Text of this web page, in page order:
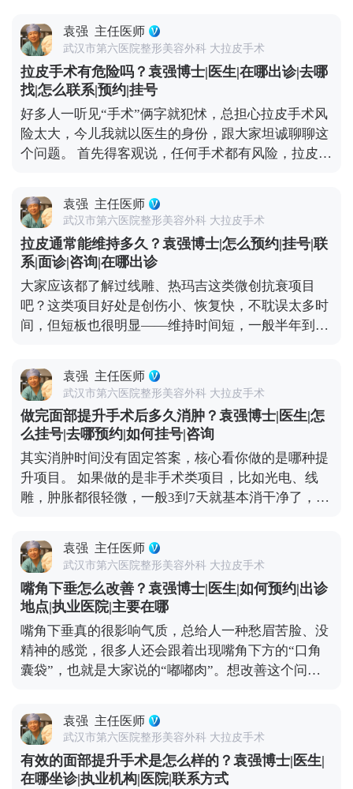
态还能维持得更久。 想知道更多关于MCR复合提升
术的问题，可以去官方媒体平台（公众号、百家号、
小红薯）预约面诊，详细了解。
织会往下拽切口和耳朵，慢慢就会出现疤痕变宽、耳
朵变形的问题。 但正规的拉皮手术完全不是这样，核
心是做深层筋膜提升，再配合减张缝合，让组织在复
位后的位置自然贴合，不会强行拉扯切口和耳朵，这
样就能最大程度避免疤痕和耳朵变形的问题。 至于面
部麻木，大家可以放心，面部神经本来就丰富，手术
中难免会碰到一些细小的神经末梢，术后短期内可能
会有麻木感，但这种感觉一般三个月内就会慢慢恢
的不适完全是可以接受的。 总结下来就是，拉皮的后
遗症大多和手术方式不规范有关，选对医生和手术方
案，就能有效规避。 想知道更多关于MCR复合提升
术的问题，可以去官方媒体平台（公众号、百家号、
小红薯）预约面诊，详细了解。
袁强 主任医师
武汉市第六医院整形美容外科 大拉皮手术
拉皮手术有危险吗？袁强博士|医生|在哪出诊|去哪
找|怎么联系|预约|挂号
好多人一听见“手术”俩字就犯怵，总担心拉皮手术风
险太大，今儿我就以医生的身份，跟大家坦诚聊聊这
个问题。 首先得客观说，任何手术都有风险，拉皮也
皮肤凹凸不平，严重的还可能损伤神经。比如有些朋
友做完后耳朵变形、疤痕特别明显，多半是碰到
了“假拉皮”——只做表面功夫，单纯把皮肤拉紧，没
处理深层组织，强行拉扯皮肤缝合，自然容易出问
题。 但大家也不用过度恐慌，在正规医院找经验丰富
的医生操作，这些风险都是能控制的。比如在做MCR
复合提升术时，就会凭着精准的解剖知识避开重要神
经，做分层减张缝合，尽量减少对组织的创伤。还会
以说，想做拉皮，第一步也是最关键的一步，就是选
对正规医院和靠谱医生，这是降低风险的想知道更多
关于MCR复合提升术的问题，可以去官方媒体平台
（公众号、百家号、小红薯）预约面诊，详细了解。
核心。
袁强 主任医师
武汉市第六医院整形美容外科 大拉皮手术
拉皮通常能维持多久？袁强博士|怎么预约|挂号|联
系|面诊|咨询|在哪出诊
大家应该都了解过线雕、热玛吉这类微创抗衰项目
吧？这类项目好处是创伤小、恢复快，不耽误太多时
间，但短板也很明显——维持时间短，一般半年到一
少。 拉皮手术就不一样了，它不是只把表面皮肤拉紧
那么简单，核心是通过深层筋膜的剥离和提升，从根
儿上解决组织下垂的问题。正因为是深层调整，效果
才扎实，一般能维持8-10年。就像MCR复合提升术，
会在多个层次做复位固定，让下垂的组织在新的位置
上稳稳当当“扎根”，一次手术就能让你摆脱松弛困扰
挺久。这么算下来，从长远来看，性价比其实更高。
当然了，具体能维持多久，和个人体质、术后护理还
的“长效投资”。 想知道更多关于MCR复合提升术的
问题，可以去官方媒体平台（公众号、百家号、小红
薯）预约面诊，详细了解。
袁强 主任医师
武汉市第六医院整形美容外科 大拉皮手术
做完面部提升手术后多久消肿？袁强博士|医生|怎
么挂号|去哪预约|如何挂号|咨询
其实消肿时间没有固定答案，核心看你做的是哪种提
升项目。 如果做的是非手术类项目，比如光电、线
雕，肿胀都很轻微，一般3到7天就基本消干净了，最
皮手术，消肿时间会稍长一点。术后前几天会有点胀
胀的异物感，后期随着恢复，肿胀会慢慢消退，大1-
3个月左右，基本恢复正常，日常社交没问题。 另外
分享几个加速消肿的小技巧：术后按医生要求戴好头
套，前几天做好冰敷，平时避免剧烈运动、少吃辛辣
刺激的食物，这些都能帮身体更快恢复。不过每个人
的体质和恢复节奏都不一样，不用着急，给身体足够
的恢复时间，才能换来更自然的效果。 想知道更多关
众号、百家号、小红薯）预约面诊，详细了解。
袁强 主任医师
武汉市第六医院整形美容外科 大拉皮手术
嘴角下垂怎么改善？袁强博士|医生|如何预约|出诊
地点|执业医院|主要在哪
嘴角下垂真的很影响气质，总给人一种愁眉苦脸、没
精神的感觉，很多人还会跟着出现嘴角下方的“口角
囊袋”，也就是大家说的“嘟嘟肉”。想改善这个问
要通过中下面部拉皮手术来解决。比如MCR复合提升
术，针对嘴角和口角囊袋区域会做精细处理，能让嘴
角恢复微微上扬的状态，还不会影响表情自然度。 这
袁强 主任医师
武汉市第六医院整形美容外科 大拉皮手术
有效的面部提升手术是怎么样的？袁强博士|医生|
在哪坐诊|执业机构|医院|联系方式